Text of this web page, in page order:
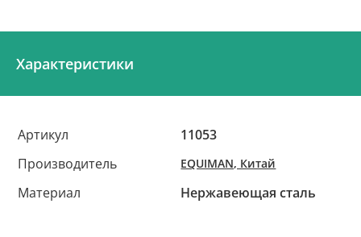
Характеристики
Артикул
11053
Производитель
EQUIMAN, Китай
Материал Нержавеющая сталь